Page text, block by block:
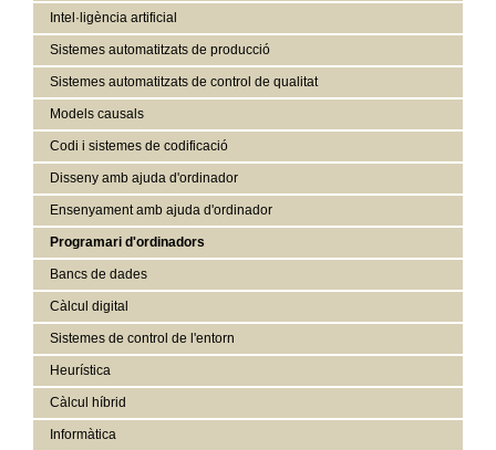
Intel·ligència artificial
Sistemes automatitzats de producció
Sistemes automatitzats de control de qualitat
Models causals
Codi i sistemes de codificació
Disseny amb ajuda d'ordinador
Ensenyament amb ajuda d'ordinador
Programari d'ordinadors
Bancs de dades
Càlcul digital
Sistemes de control de l'entorn
Heurística
Càlcul híbrid
Informàtica